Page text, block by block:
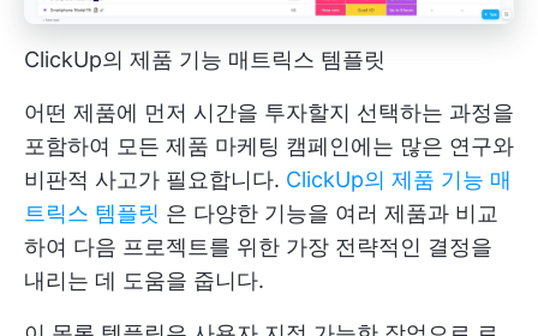
ClickUp의 제품 기능 매트릭스 템플릿
어떤 제품에 먼저 시간을 투자할지 선택하는 과정을
포함하여 모든 제품 마케팅 캠페인에는 많은 연구와
비판적 사고가 필요합니다. ClickUp의 제품 기능 매
트릭스 템플릿 은 다양한 기능을 여러 제품과 비교
하여 다음 프로젝트를 위한 가장 전략적인 결정을
내리는 데 도움을 줍니다.